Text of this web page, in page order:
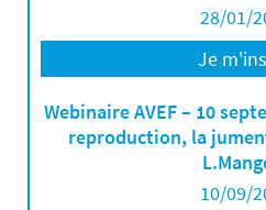
28/01/
Je
Webinaire AVEF – 10
reproduction, la
10/09/